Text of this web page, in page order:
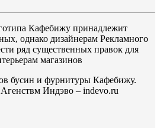
Кафебижу принадлежит
однако дизайнерам Рекламного
ряд существенных правок для
магазинов